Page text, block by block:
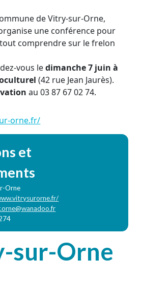
de Vitry-sur-Orne,
une conférence pour
comprendre sur le frelon
vous ledimanche 7 juin à
(42 rue Jean Jaurès).
au 03 87 67 02 74.
orne.fr/
et
Orne
sur-Orne